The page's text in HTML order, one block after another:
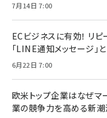
7月14日 7:00
ECビジネスに有効！ リ
「LINE通知メッセージ」
6月22日 7:00
欧米トップ企業はなぜマ
業の競争力を高める新